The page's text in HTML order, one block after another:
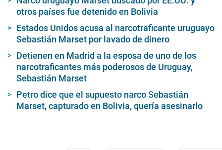
otros países fue detenido en Bolivia
Estados Unidos acusa al narcotraficante uruguayo
Sebastián Marset por lavado de dinero
Detienen en Madrid a la esposa de uno de los
narcotraficantes más poderosos de Uruguay,
Sebastián Marset
Petro dice que el supuesto narco Sebastián
Marset, capturado en Bolivia, quería asesinarlo